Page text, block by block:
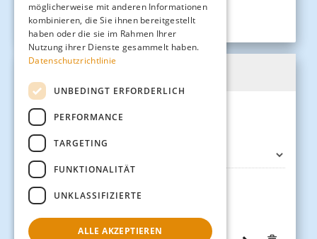
18:30 Uhr
Fahrtrichtung
möglicherweise mit anderen Informationen
kombinieren, die Sie ihnen bereitgestellt
haben oder die sie im Rahmen Ihrer
Nutzung ihrer Dienste gesammelt haben.
Datenschutzrichtlinie
UNBEDINGT ERFORDERLICH
PERFORMANCE
TARGETING
FUNKTIONALITÄT
UNKLASSIFIZIERTE
ALLE AKZEPTIEREN